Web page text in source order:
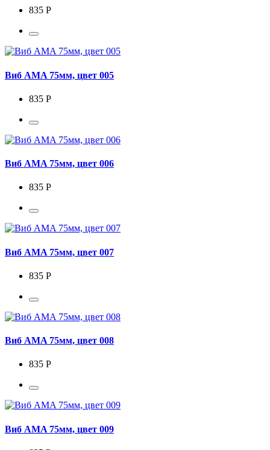
835 Р
Виб AMA 75мм, цвет 005
835 Р
Виб AMA 75мм, цвет 006
835 Р
Виб AMA 75мм, цвет 007
835 Р
Виб AMA 75мм, цвет 008
835 Р
Виб AMA 75мм, цвет 009